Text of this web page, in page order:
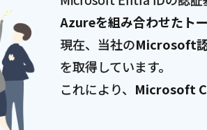
Azureを組み合わせたト
現在、当社のMicrosoft
を取得しています。
これにより、 Microsoft